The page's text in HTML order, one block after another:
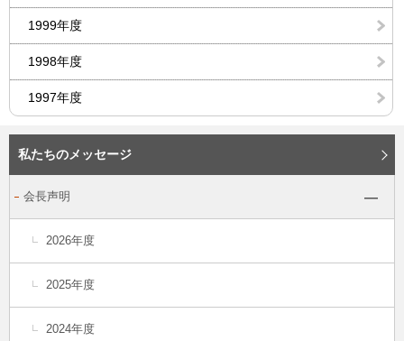
1999年度
1998年度
1997年度
私たちのメッセージ
会長声明
2026年度
2025年度
2024年度